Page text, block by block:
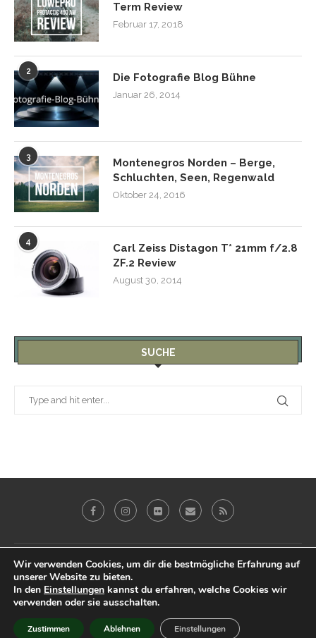
Term Review
Februar 17, 2018
2 Die Fotografie Blog Bühne
Januar 26, 2014
3
Montenegros Norden – Berge,
Schluchten, Seen, Regenwald
Oktober 24, 2016
4
Carl Zeiss Distagon T* 21mm f/2.8
ZF.2 Review
August 30, 2014
SUCHE
Galerie Blog Reviews
Imprint
Datenschutz & Impressum
@2019 - Peter Eberhardt. All Right Reserved.
BACK TO TOP
Wir verwenden Cookies, um dir die bestmögliche Erfahrung auf
unserer Website zu bieten.
In den Einstellungen kannst du erfahren, welche Cookies wir
verwenden oder sie ausschalten.
Zustimmen Ablehnen Einstellungen